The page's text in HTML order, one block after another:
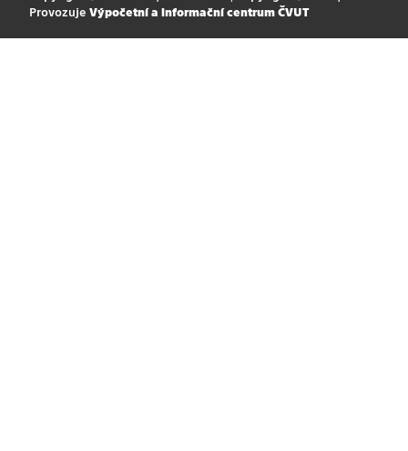
Provozuje Výpočetní a informační centrum ČVUT